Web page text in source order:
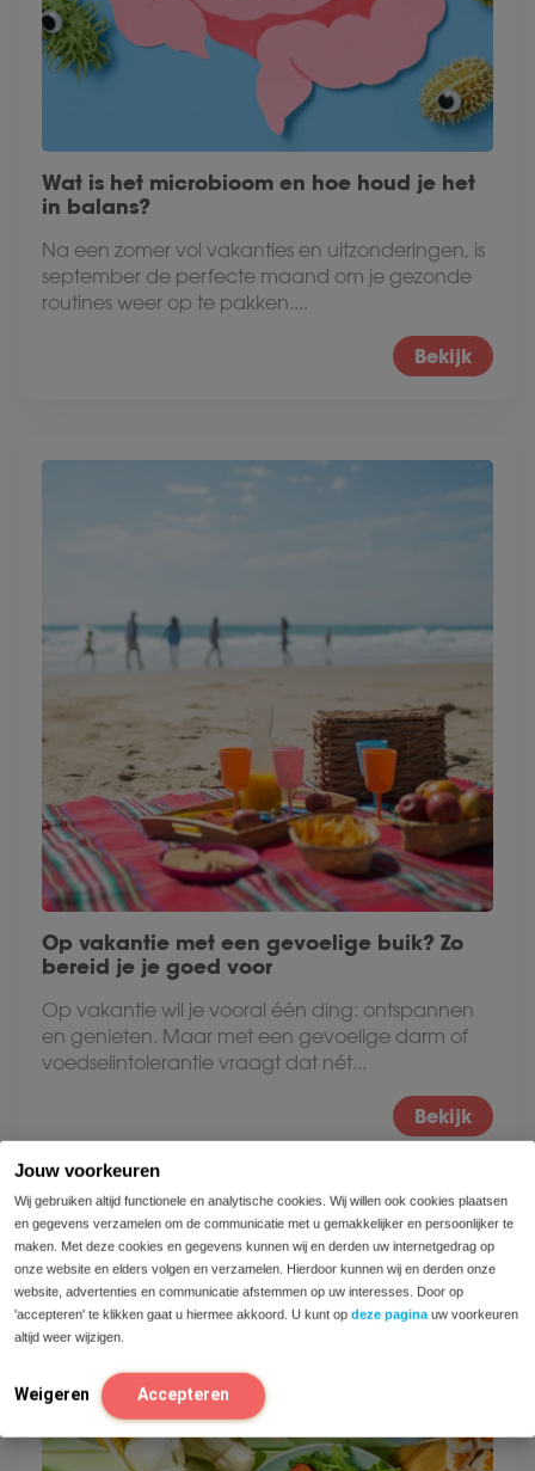
Jouw voorkeuren
Wij gebruiken altijd functionele en analytische cookies. Wij willen ook cookies plaatsen
en gegevens verzamelen om de communicatie met u gemakkelijker en persoonlijker te
maken. Met deze cookies en gegevens kunnen wij en derden uw internetgedrag op
onze website en elders volgen en verzamelen. Hierdoor kunnen wij en derden onze
website, advertenties en communicatie afstemmen op uw interesses. Door op
'accepteren' te klikken gaat u hiermee akkoord. U kunt op deze pagina uw voorkeuren
altijd weer wijzigen.
Weigeren Accepteren
Wat is het microbioom en hoe houd je het
in balans?
Na een zomer vol vakanties en uitzonderingen, is
september de perfecte maand om je gezonde
routines weer op te pakken....
Bekijk
Op vakantie met een gevoelige buik? Zo
bereid je je goed voor
Op vakantie wil je vooral één ding: ontspannen
en genieten. Maar met een gevoelige darm of
voedselintolerantie vraagt dat nét...
Bekijk